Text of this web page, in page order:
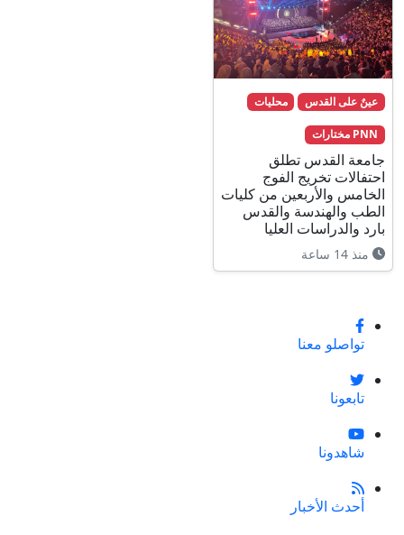
عينٌ على القدس محليات
PNN مختارات
جامعة القدس تطلق
احتفالات تخريج الفوج
الخامس والأربعين من كليات
الطب والهندسة والقدس
بارد والدراسات العليا
منذ 14 ساعة
تواصلو معنا
تابعونا
شاهدونا
أحدث الأخبار